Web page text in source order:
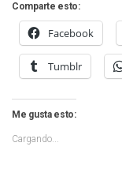
Comparte esto:
Facebook
Tumblr
Me gusta esto:
Cargando...